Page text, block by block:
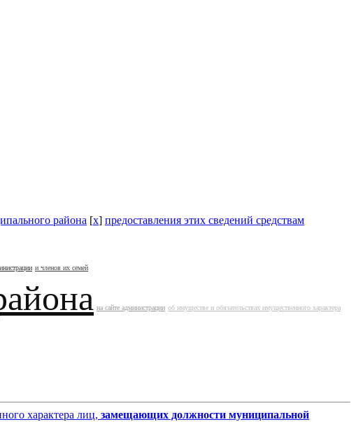
района [x] предоставления этих сведений средствам
и членов их семей
на сайте администрации об имуществе и обязательствах имущественного характера
характера лиц, замещающих должности муниципальной